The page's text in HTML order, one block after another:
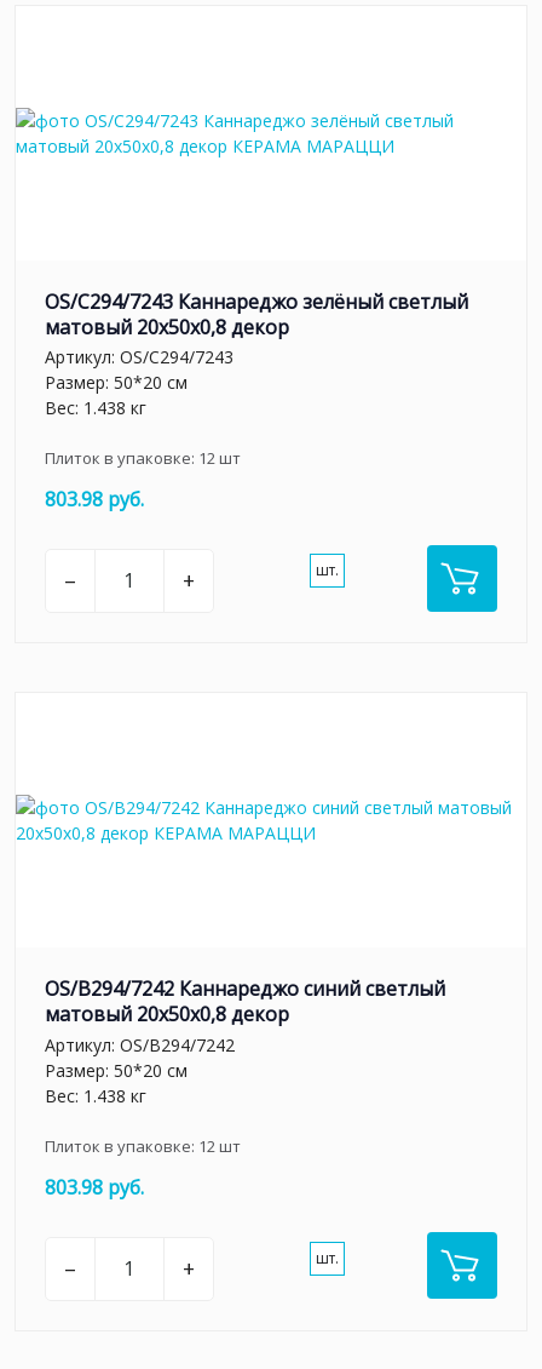
OS/C294/7243 Каннареджо зелёный светлый
матовый 20x50x0,8 декор
Артикул: OS/C294/7243
Размер: 50*20 см
Вес: 1.438 кг
Плиток в упаковке: 12шт
803.98 руб.
– + шт.
OS/B294/7242 Каннареджо синий светлый
матовый 20x50x0,8 декор
Артикул: OS/B294/7242
Размер: 50*20 см
Вес: 1.438 кг
Плиток в упаковке: 12шт
803.98 руб.
– + шт.